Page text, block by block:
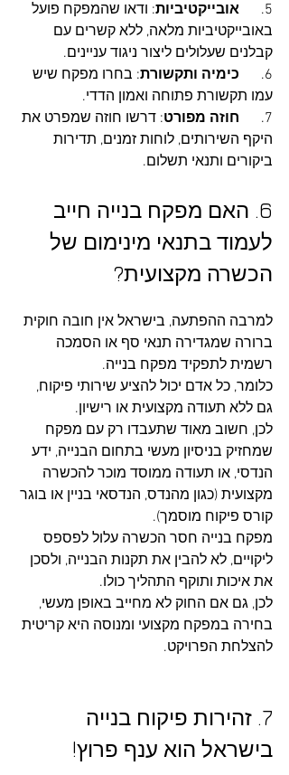
5.
אובייקטיביות: ודאו שהמפקח פועל
באובייקטיביות מלאה, ללא קשרים עם
קבלנים שעלולים ליצור ניגוד עניינים.
6.
כימיה ותקשורת: בחרו מפקח שיש
עמו תקשורת פתוחה ואמון הדדי.
7.
חוזה מפורט: דרשו חוזה שמפרט את
היקף השירותים, לוחות זמנים, תדירות
ביקורים ותנאי תשלום.
6. האם מפקח בנייה חייב
לעמוד בתנאי מינימום של
הכשרה מקצועית?
למרבה ההפתעה, בישראל אין חובה חוקית
ברורה שמגדירה תנאי סף או הסמכה
רשמית לתפקיד מפקח בנייה.
כלומר, כל אדם יכול להציע שירותי פיקוח,
גם ללא תעודה מקצועית או רישיון.
לכן, חשוב מאוד שתעבדו רק עם מפקח
שמחזיק בניסיון מעשי בתחום הבנייה, ידע
הנדסי, או תעודה ממוסד מוכר להכשרה
מקצועית (כגון מהנדס, הנדסאי בניין או בוגר
קורס פיקוח מוסמך).
מפקח בנייה חסר הכשרה עלול לפספס
ליקויים, לא להבין את תקנות הבנייה, ולסכן
את איכות ותוקף התהליך כולו.
לכן, גם אם החוק לא מחייב באופן מעשי,
בחירה במפקח מקצועי ומנוסה היא קריטית
להצלחת הפרויקט.
7. זהירות פיקוח בנייה
בישראל הוא ענף פרוץ!